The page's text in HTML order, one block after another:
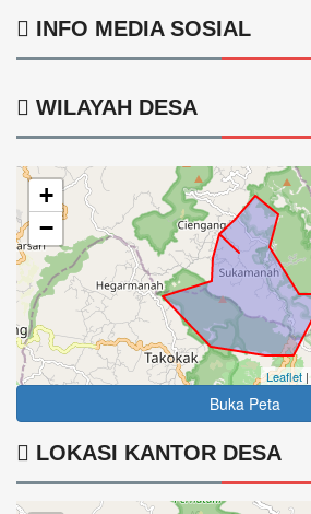
INFO MEDIA SOSIAL
WILAYAH DESA
+
−
Leaflet |
Buka Peta
LOKASI KANTOR DESA